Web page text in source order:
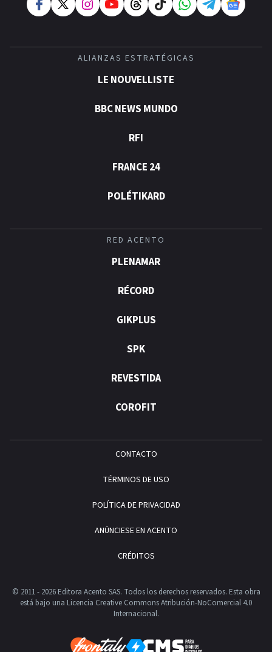
ALIANZAS ESTRATÉGICAS
LE NOUVELLISTE
BBC NEWS MUNDO
RFI
FRANCE 24
POLÉTIKARD
RED ACENTO
PLENAMAR
RÉCORD
GIKPLUS
SPK
REVESTIDA
COROFIT
CONTACTO
TÉRMINOS DE USO
POLÍTICA DE PRIVACIDAD
ANÚNCIESE EN ACENTO
CRÉDITOS
© 2011 - 2026 Editora Acento SAS. Todos los derechos reservados. Esta obra
está bajo una Licencia Creative Commons Atribución-NoComercial 4.0
Internacional.